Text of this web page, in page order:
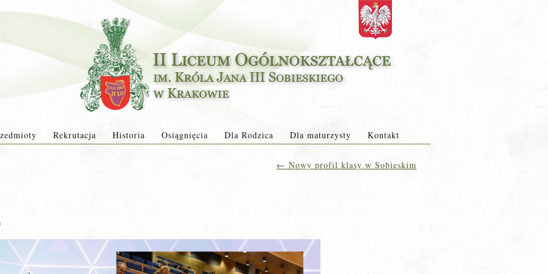
Rekrutacja Historia Osiągnięcia Dla Rodzica Dla maturzysty Kontakt
← Nowy profil klasy w Sobieskim